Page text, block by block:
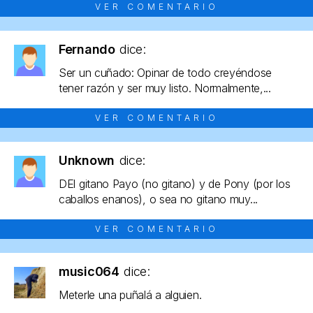
VER COMENTARIO
Fernando dice:
Ser un cuñado: Opinar de todo creyéndose
tener razón y ser muy listo. Normalmente,...
VER COMENTARIO
Unknown dice:
DEl gitano Payo (no gitano) y de Pony (por los
caballos enanos), o sea no gitano muy...
VER COMENTARIO
music064 dice:
Meterle una puñalá a alguien.